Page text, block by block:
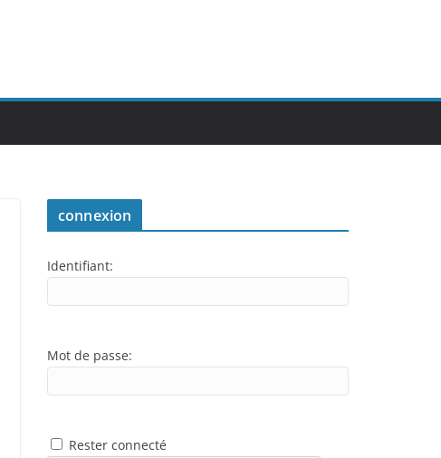
connexion
Identifiant:
Mot de passe:
Rester connecté